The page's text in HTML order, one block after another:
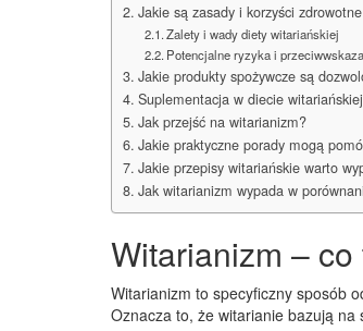
Jakie są zasady i korzyści
Zalety i wady diety witariańskiej
Potencjalne ryzyka i
Jakie produkty spożywcze są
Suplementacja w diecie witariańskiej
Jak przejść na witarianizm?
Jakie praktyczne porady mogą
Jakie przepisy witariańskie warto
Jak witarianizm wypada w
Witarianizm – co
Witarianizm to specyficzny sposób
Oznacza to, że witarianie bazują